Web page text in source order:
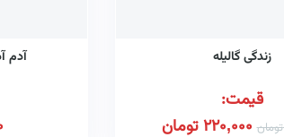
زندگی گالیله
قیمت:
تومان 220,000تومان
آدم